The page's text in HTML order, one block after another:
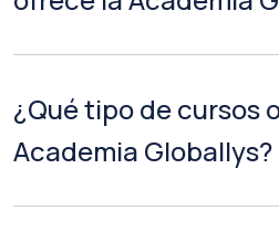
¿Qué tipo de cursos
Academia Globallys?